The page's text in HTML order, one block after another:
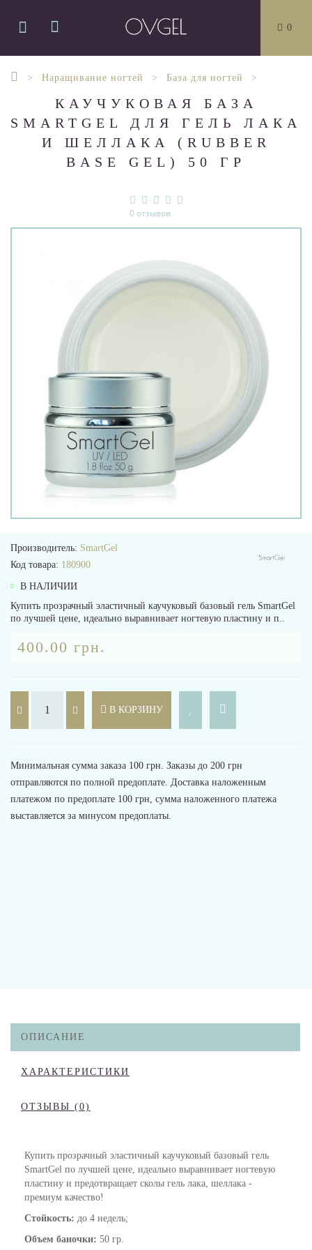
0
Наращивание ногтей База для ногтей
КАУЧУКОВАЯ БАЗА
SMARTGEL ДЛЯ ГЕЛЬ ЛАКА
И ШЕЛЛАКА (RUBBER
BASE GEL) 50 ГР
0 отзывов
Производитель: SmartGel
Код товара: 180900
В НАЛИЧИИ
Купить прозрачный эластичный каучуковый базовый гель SmartGel
по лучшей цене, идеально выравнивает ногтевую пластину и п..
400.00 грн.
В КОРЗИНУ
Минимальная сумма заказа 100 грн. Заказы до 200 грн
отправляются по полной предоплате. Доставка наложенным
платежом по предоплате 100 грн, сумма наложенного платежа
выставляется за минусом предоплаты.
ОПИСАНИЕ
ХАРАКТЕРИСТИКИ
ОТЗЫВЫ (0)
Купить прозрачный эластичный каучуковый базовый гель
SmartGel по лучшей цене, идеально выравнивает ногтевую
пластину и предотвращает сколы гель лака, шеллака -
премиум качество!
Стойкость: до 4 недель;
Объем баночки: 50 гр.